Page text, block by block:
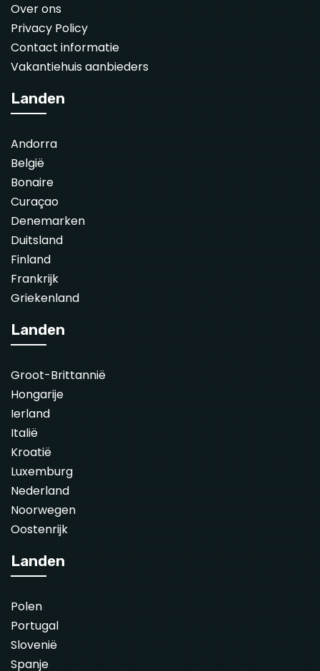
Over ons
Privacy Policy
Contact informatie
Vakantiehuis aanbieders
Landen
Andorra
België
Bonaire
Curaçao
Denemarken
Duitsland
Finland
Frankrijk
Griekenland
Landen
Groot-Brittannië
Hongarije
Ierland
Italië
Kroatië
Luxemburg
Nederland
Noorwegen
Oostenrijk
Landen
Polen
Portugal
Slovenië
Spanje